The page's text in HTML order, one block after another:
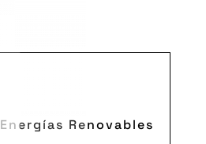
Energías Renovables